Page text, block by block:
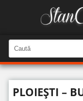
a
u
t
C
a
u
î
n
PLOIEȘTI –